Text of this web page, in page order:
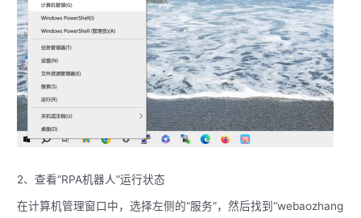
2、查看“RPA机器人”运行状态
在计算机管理窗口中，选择左侧的“服务”，然后找到“webaozhang